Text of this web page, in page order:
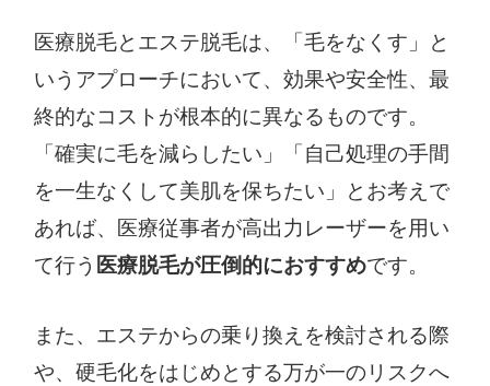
医療脱毛とエステ脱毛は、「毛をなくす」と
いうアプローチにおいて、効果や安全性、最
終的なコストが根本的に異なるものです。
「確実に毛を減らしたい」「自己処理の手間
を一生なくして美肌を保ちたい」とお考えで
あれば、医療従事者が高出力レーザーを用い
て行う 医療脱毛が圧倒的におすすめです。
また、エステからの乗り換えを検討される際
や、硬毛化をはじめとする万が一のリスクへ